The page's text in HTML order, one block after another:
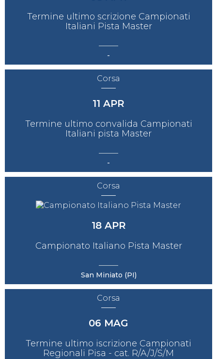
Termine ultimo scrizione Campionati
Italiani Pista Master
-
Corsa
11 APR
Termine ultimo convalida Campionati
Italiani pista Master
-
Corsa
18 APR
Campionato Italiano Pista Master
San Miniato (PI)
Corsa
06 MAG
Termine ultimo iscrizione Campionati
Regionali Pisa - cat. R/A/J/S/M